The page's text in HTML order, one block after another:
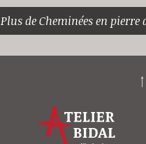
Plus de Cheminées en pierre